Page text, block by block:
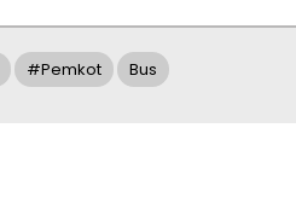
#pemkot Bus